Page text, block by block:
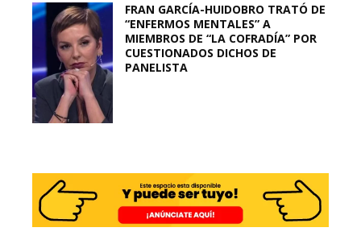
FRAN GARCÍA-HUIDOBRO TRATÓ DE
“ENFERMOS MENTALES” A
MIEMBROS DE “LA COFRADÍA” POR
CUESTIONADOS DICHOS DE
PANELISTA